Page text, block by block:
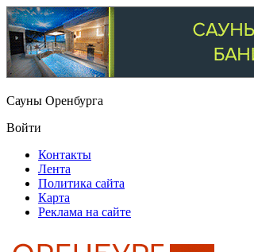
Сауны Оренбурга
Войти
Контакты
Лента
Политика сайта
Карта
Реклама на сайте